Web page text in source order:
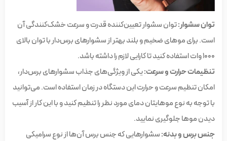
توان سشوار:توان سشوار تعیین‌کننده قدرت و سرعت خشک‌کنندگی آن
است. برای موهای ضخیم و بلند بهتر از سشوارهای برس‌دار با توان بالای
۱۰۰۰ وات استفاده کنید تا کارایی لازم را داشته باشد.
تنظیمات حرارت و سرعت:یکی از ویژگی‌های جذاب سشوارهای برس‌دار،
امکان تنظیم سرعت و حرارت این دستگاه در زمان استفاده است. می‌توانید
با توجه به نوع موهایتان دمای مورد نظر را تنظیم کنید و با این کار از آسیب
دیدن موها جلوگیری نمایید.
جنس برس و بدنه:سشوارهایی که جنس برس‌ آن‌ها از نوع سرامیکی